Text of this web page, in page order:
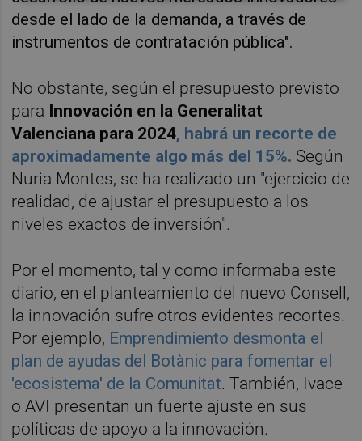
desde el lado de la demanda, a través de
instrumentos de contratación pública".
No obstante, según el presupuesto previsto
para Innovación en la Generalitat
Valenciana para 2024, habrá un recorte de
aproximadamente algo más del 15%. Según
Nuria Montes, se ha realizado un "ejercicio de
realidad, de ajustar el presupuesto a los
niveles exactos de inversión".
Por el momento, tal y como informaba este
diario, en el planteamiento del nuevo Consell,
la innovación sufre otros evidentes recortes.
Por ejemplo, Emprendimiento desmonta el
plan de ayudas del Botànic para fomentar el
'ecosistema' de la Comunitat. También, Ivace
o AVI presentan un fuerte ajuste en sus
políticas de apoyo a la innovación.